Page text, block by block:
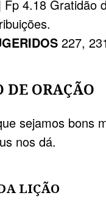
| Fp 4.18 Gratidão
227,
DE ORAÇÃO
sejamos bons
nos dá.
LIÇÃO